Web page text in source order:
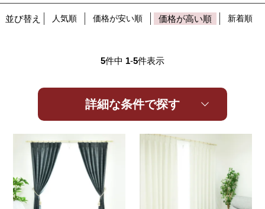
詳細な条件で探す
並び替え 人気順 価格が安い順 価格が高い順 新着順
5件中 1-5件表示